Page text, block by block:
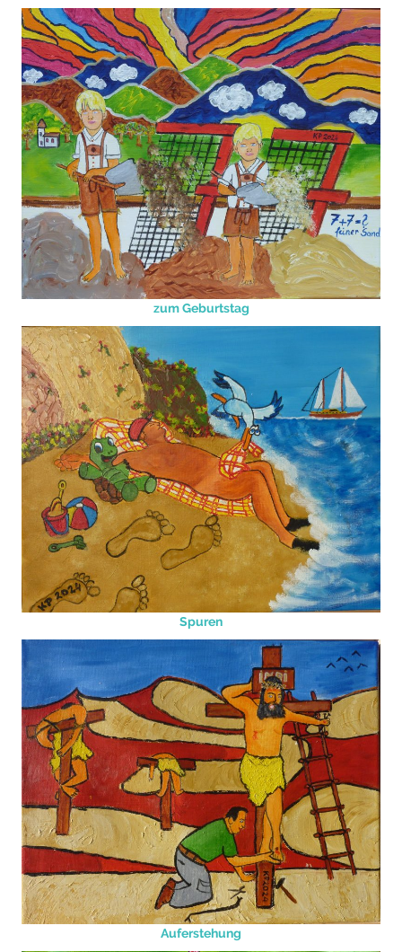
zum Geburtstag
Spuren
Auferstehung